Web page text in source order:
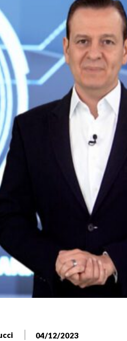
04/12/2023